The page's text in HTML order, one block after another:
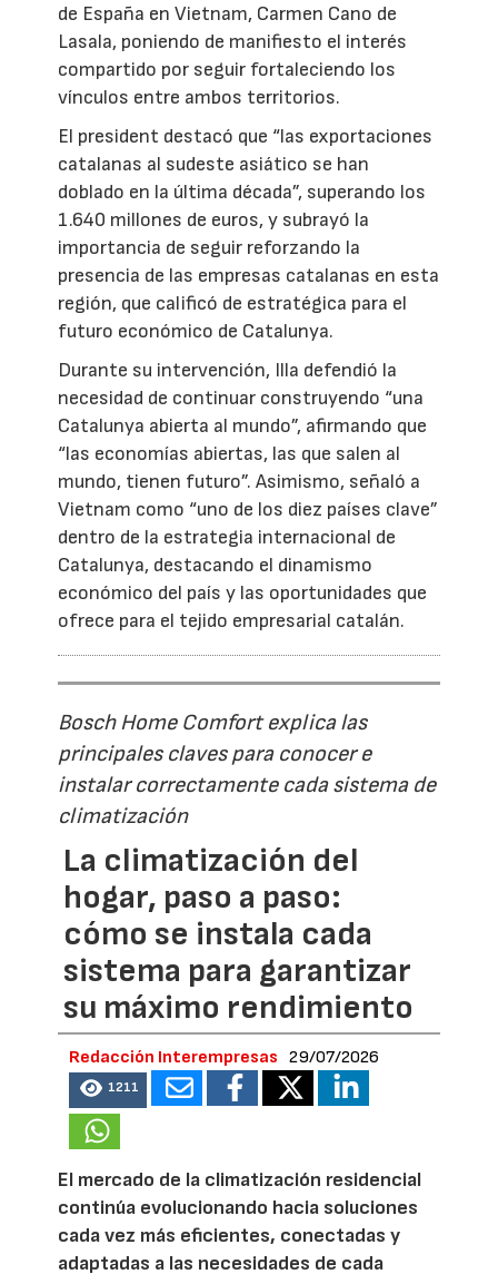
de España en Vietnam, Carmen Cano de
Lasala, poniendo de manifiesto el interés
compartido por seguir fortaleciendo los
vínculos entre ambos territorios.
El president destacó que “las exportaciones
catalanas al sudeste asiático se han
doblado en la última década”, superando los
1.640 millones de euros, y subrayó la
importancia de seguir reforzando la
presencia de las empresas catalanas en esta
región, que calificó de estratégica para el
futuro económico de Catalunya.
Durante su intervención, Illa defendió la
necesidad de continuar construyendo “una
Catalunya abierta al mundo”, afirmando que
“las economías abiertas, las que salen al
mundo, tienen futuro”. Asimismo, señaló a
Vietnam como “uno de los diez países clave”
dentro de la estrategia internacional de
Catalunya, destacando el dinamismo
económico del país y las oportunidades que
ofrece para el tejido empresarial catalán.
Bosch Home Comfort explica las
principales claves para conocer e
instalar correctamente cada sistema de
climatización
La climatización del
hogar, paso a paso:
cómo se instala cada
sistema para garantizar
su máximo rendimiento
Redacción Interempresas 29/07/2026
1211
El mercado de la climatización residencial
continúa evolucionando hacia soluciones
cada vez más eficientes, conectadas y
adaptadas a las necesidades de cada